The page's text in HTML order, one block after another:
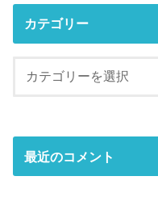
カテゴリー
最近のコメント